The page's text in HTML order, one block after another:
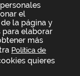
el
la página y
elaborar
más
Política de
quieres